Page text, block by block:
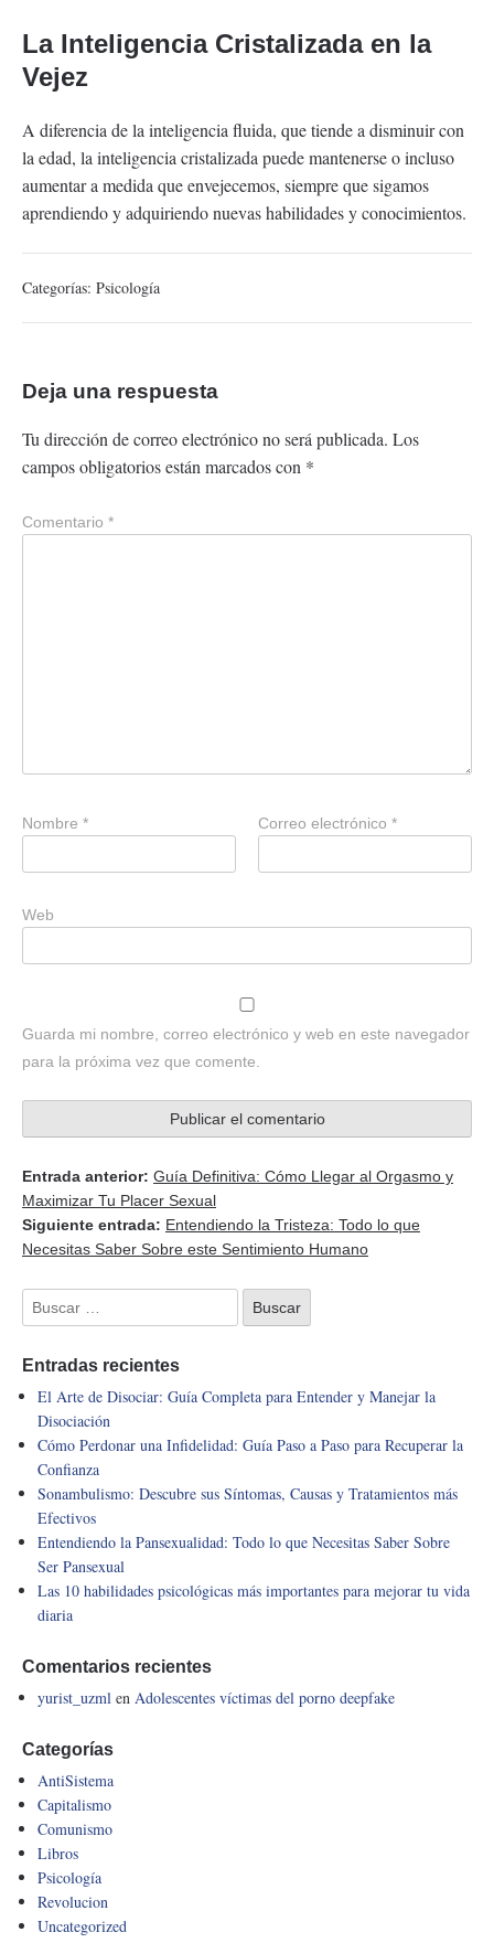
La Inteligencia Cristalizadaen la
Vejez
A diferencia de la inteligencia fluida, que tiende a disminuir con
la edad, la inteligencia cristalizada puede mantenerse o incluso
aumentar a medida que envejecemos, siempre que sigamos
aprendiendo y adquiriendo nuevas habilidades y conocimientos.
Categorías: Psicología
Deja una respuesta
Tu dirección de correo electrónico no será publicada. Los
campos obligatorios están marcados con *
Comentario *
Nombre * Correo electrónico*
Web
Guarda mi nombre, correo electrónico y web en este navegador
para la próxima vez que comente.
Entrada anterior: Guía Definitiva: Cómo Llegar al Orgasmo y
Maximizar Tu Placer Sexual
Siguiente entrada: Entendiendo la Tristeza: Todo lo que
Necesitas Saber Sobre este Sentimiento Humano
Entradas recientes
El Arte de Disociar: Guía Completa para Entender y Manejar la
Disociación
Cómo Perdonar una Infidelidad: Guía Paso a Paso para Recuperar la
Confianza
Sonambulismo: Descubre sus Síntomas, Causas y Tratamientos más
Efectivos
Entendiendo la Pansexualidad: Todo lo que Necesitas Saber Sobre
Ser Pansexual
Las 10 habilidades psicológicas más importantes para mejorar tu vida
diaria
Comentarios recientes
yurist_uzml en Adolescentes víctimas del porno deepfake
Categorías
AntiSistema
Capitalismo
Comunismo
Libros
Psicología
Revolucion
Uncategorized